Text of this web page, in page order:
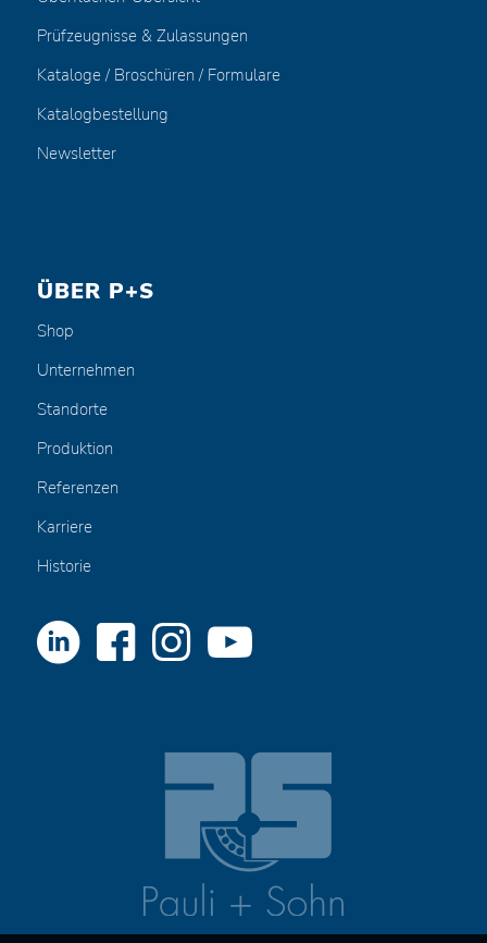
Prüfzeugnisse & Zulassungen
Kataloge / Broschüren / Formulare
Katalogbestellung
Newsletter
ÜBER P+S
Shop
Unternehmen
Standorte
Produktion
Referenzen
Karriere
Historie